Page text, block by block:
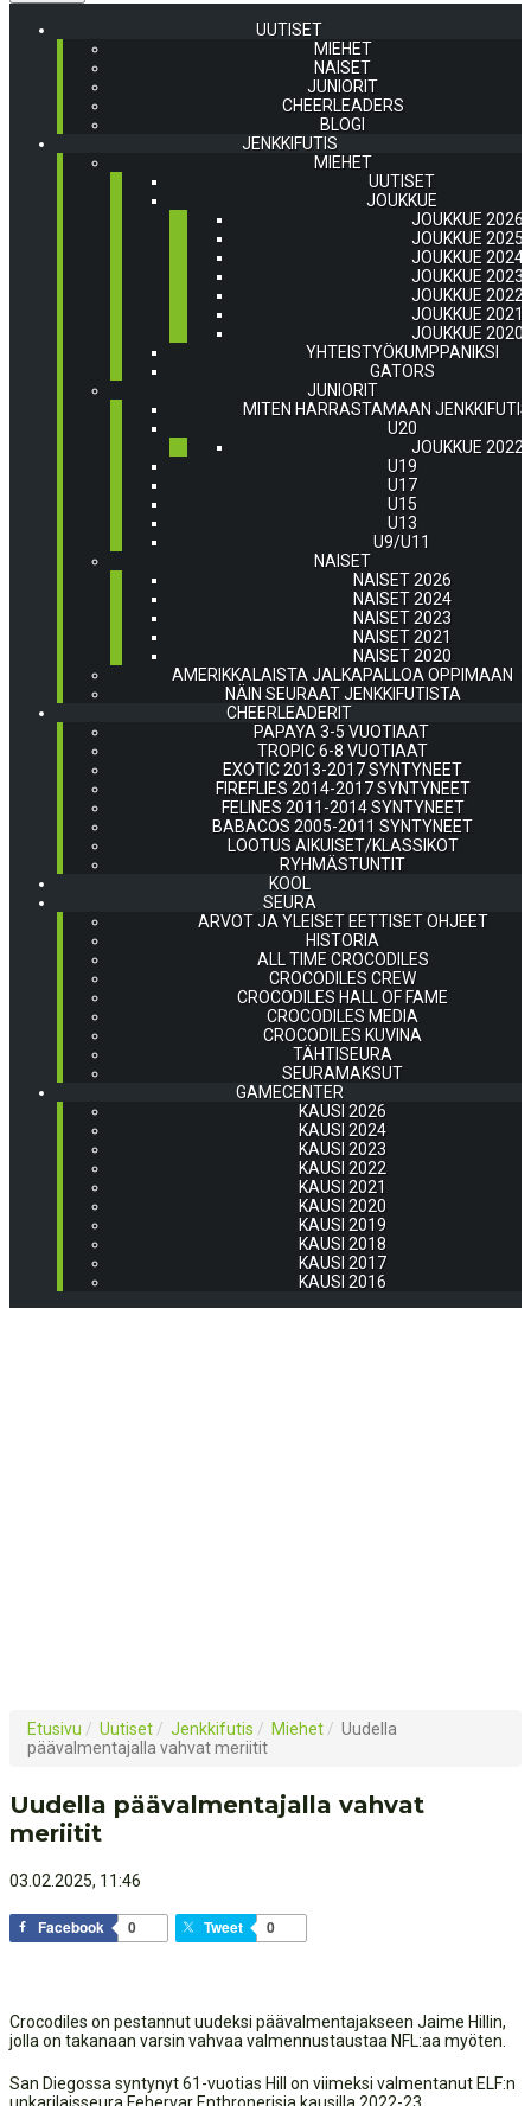
UUTISET
MIEHET
NAISET
JUNIORIT
CHEERLEADERS
BLOGI
JENKKIFUTIS
MIEHET
UUTISET
JOUKKUE
JOUKKUE 2026
JOUKKUE 2025
JOUKKUE 2024
JOUKKUE 2023
JOUKKUE 2022
JOUKKUE 2021
JOUKKUE 2020
YHTEISTYÖKUMPPANIKSI
GATORS
JUNIORIT
MITEN HARRASTAMAAN
U20
JOUKKUE 2022
U19
U17
U15
U13
U9/U11
NAISET
NAISET 2026
NAISET 2024
NAISET 2023
NAISET 2021
NAISET 2020
AMERIKKALAISTA JALKAPALLOA OPPIMAAN
NÄIN SEURAAT JENKKIFUTISTA
CHEERLEADERIT
PAPAYA 3-5 VUOTIAAT
TROPIC 6-8 VUOTIAAT
EXOTIC 2013-2017 SYNTYNEET
FIREFLIES 2014-2017 SYNTYNEET
FELINES 2011-2014 SYNTYNEET
BABACOS 2005-2011 SYNTYNEET
LOOTUS AIKUISET/KLASSIKOT
RYHMÄSTUNTIT
KOOL
SEURA
ARVOT JA YLEISET EETTISET OHJEET
HISTORIA
ALL TIME CROCODILES
CROCODILES CREW
CROCODILES HALL OF FAME
CROCODILES MEDIA
CROCODILES KUVINA
TÄHTISEURA
SEURAMAKSUT
GAMECENTER
KAUSI 2026
KAUSI 2024
KAUSI 2023
KAUSI 2022
KAUSI 2021
KAUSI 2020
KAUSI 2019
KAUSI 2018
KAUSI 2017
KAUSI 2016
Etusivu / Uutiset / Jenkkifutis / Miehet / Uudella
päävalmentajalla vahvat meriitit
Uudella päävalmentajalla vahvat
meriitit
03.02.2025, 11:46
Facebook 0 Tweet 0
Crocodiles on pestannut uudeksi päävalmentajakseen Jaime Hillin,
jolla on takanaan varsin vahvaa valmennustaustaa NFL:aa myöten.
San Diegossa syntynyt 61-vuotias Hill on viimeksi valmentanut ELF:n
unkarilaisseura Fehervar Enthronerisia kausilla 2022-23.